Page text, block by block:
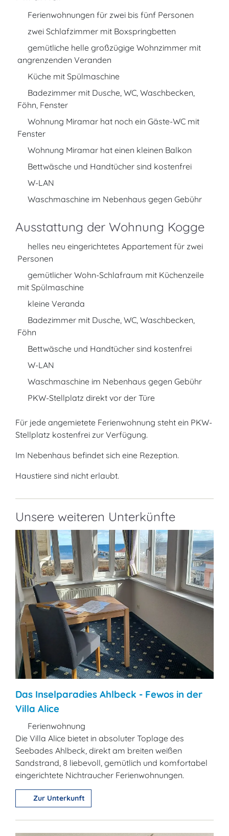
Ferienwohnungen für zwei bis fünf Personen
zwei Schlafzimmer mit Boxspringbetten
gemütliche helle großzügige Wohnzimmer mit
angrenzenden Veranden
Küche mit Spülmaschine
Badezimmer mit Dusche, WC, Waschbecken,
Föhn, Fenster
Wohnung Miramar hat noch ein Gäste-WC mit
Fenster
Wohnung Miramar hat einen kleinen Balkon
Bettwäsche und Handtücher sind kostenfrei
W-LAN
Waschmaschine im Nebenhaus gegen Gebühr
Ausstattung der Wohnung Kogge
helles neu eingerichtetes Appartement für zwei
Personen
gemütlicher Wohn-Schlafraum mit Küchenzeile
mit Spülmaschine
kleine Veranda
Badezimmer mit Dusche, WC, Waschbecken,
Föhn
Bettwäsche und Handtücher sind kostenfrei
W-LAN
Waschmaschine im Nebenhaus gegen Gebühr
PKW-Stellplatz direkt vor der Türe
Für jede angemietete Ferienwohnung steht ein PKW-
Stellplatz kostenfrei zur Verfügung.
Im Nebenhaus befindet sich eine Rezeption.
Haustiere sind nicht erlaubt.
Unsere weiteren Unterkünfte
Das Inselparadies Ahlbeck - Fewos in der
Villa Alice
Ferienwohnung
Die Villa Alice bietet in absoluter Toplage des
Seebades Ahlbeck, direkt am breiten weißen
Sandstrand, 8 liebevoll, gemütlich und komfortabel
eingerichtete Nichtraucher Ferienwohnungen.
Zur Unterkunft